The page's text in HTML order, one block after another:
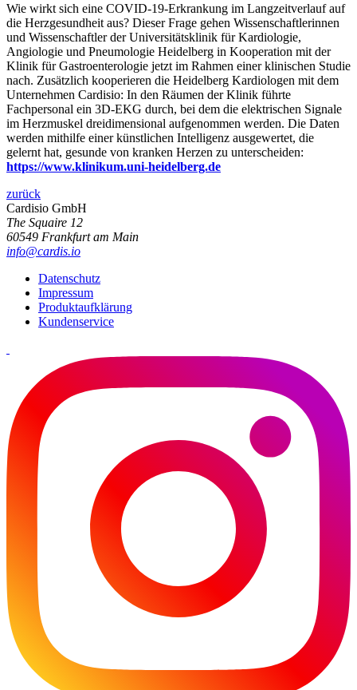
Wie wirkt sich eine COVID-19-Erkrankung im Langzeitverlauf auf
die Herzgesundheit aus? Dieser Frage gehen Wissenschaftlerinnen
und Wissenschaftler der Universitätsklinik für Kardiologie,
Angiologie und Pneumologie Heidelberg in Kooperation mit der
Klinik für Gastroenterologie jetzt im Rahmen einer klinischen Studie
nach. Zusätzlich kooperieren die Heidelberg Kardiologen mit dem
Unternehmen Cardisio: In den Räumen der Klinik führte
Fachpersonal ein 3D-EKG durch, bei dem die elektrischen Signale
im Herzmuskel dreidimensional aufgenommen werden. Die Daten
werden mithilfe einer künstlichen Intelligenz ausgewertet, die
gelernt hat, gesunde von kranken Herzen zu unterscheiden:
https://www.klinikum.uni-heidelberg.de
zurück
Cardisio GmbH
The Squaire 12
60549 Frankfurt am Main
info@cardis.io
Datenschutz
Impressum
Produktaufklärung
Kundenservice